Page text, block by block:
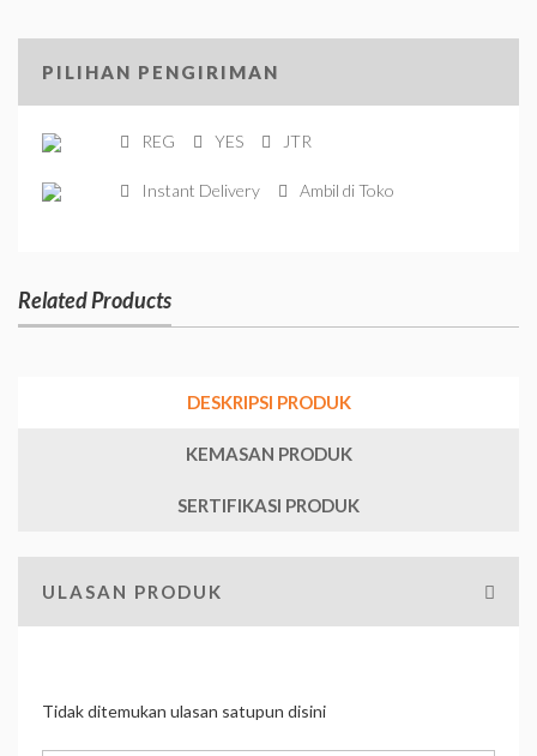
PILIHAN PENGIRIMAN
REG YES JTR
Instant Delivery Ambil di Toko
Related Products
DESKRIPSI PRODUK
KEMASAN PRODUK
SERTIFIKASI PRODUK
ULASAN PRODUK
Tidak ditemukan ulasan satupun disini